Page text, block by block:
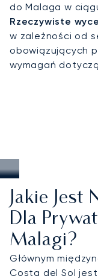
do Malaga w
Rzeczywiste
w zależności od
obowiązujących
wymagań
Jakie Jest
Dla
Malagi?
Głównym
Costa del Sol